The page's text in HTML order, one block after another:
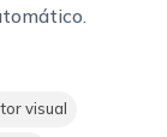
visual